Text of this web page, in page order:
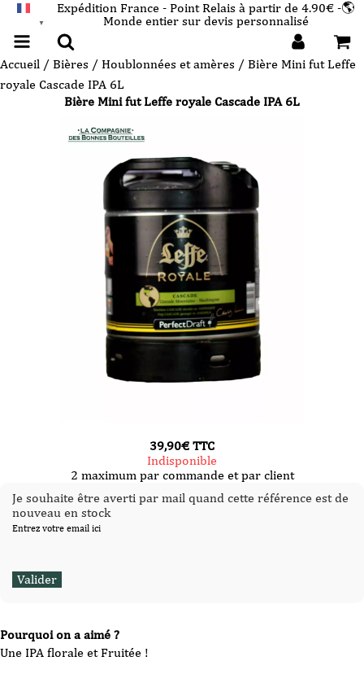
▼
Expédition France - Point Relais à partir de 4.90€ -🌎
Monde entier sur devis personnalisé
Accueil / Bières / Houblonnées et amères / Bière Mini fut Leffe
royale Cascade IPA 6L
Bière Mini fut Leffe royale Cascade IPA 6L
Pourquoi on a aimé ?
Une IPA florale et Fruitée !
39,90€ TTC
Indisponible
2 maximum par commande et par client
Je souhaite être averti par mail quand cette référence est de
nouveau en stock
Entrez votre email ici